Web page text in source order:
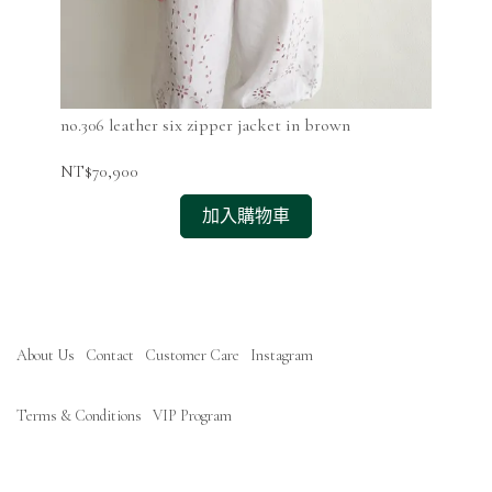
no.306 leather six zipper jacket in brown
NT$70,900
加入購物車
About Us Contact Customer Care Instagram
Terms & Conditions VIP Program